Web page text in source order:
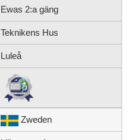
Ewas 2:a gäng
Teknikens Hus
Luleå
Zweden